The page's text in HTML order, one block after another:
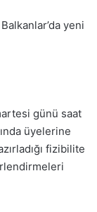
yeni
günü saat
üyelerine
fizibilite